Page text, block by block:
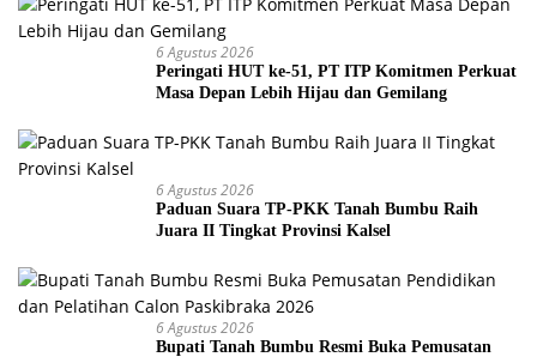
6 Agustus 2026
Peringati HUT ke-51, PT ITP Komitmen Perkuat
Masa Depan Lebih Hijau dan Gemilang
6 Agustus 2026
Paduan Suara TP-PKK Tanah Bumbu Raih
Juara II Tingkat Provinsi Kalsel
6 Agustus 2026
Bupati Tanah Bumbu Resmi Buka Pemusatan